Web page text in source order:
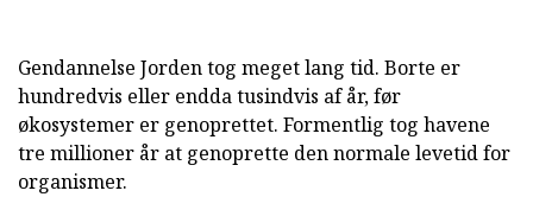
Gendannelse Jorden tog meget lang tid. Borte er
hundredvis eller endda tusindvis af år, før
økosystemer er genoprettet. Formentlig tog havene
tre millioner år at genoprette den normale levetid for
organismer.